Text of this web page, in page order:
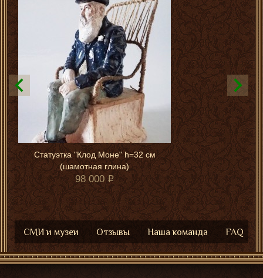
Статуэтка "Клод Моне" h=32 см
(шамотная глина)
98 000
СМИ и музеи Отзывы Наша команда FAQ